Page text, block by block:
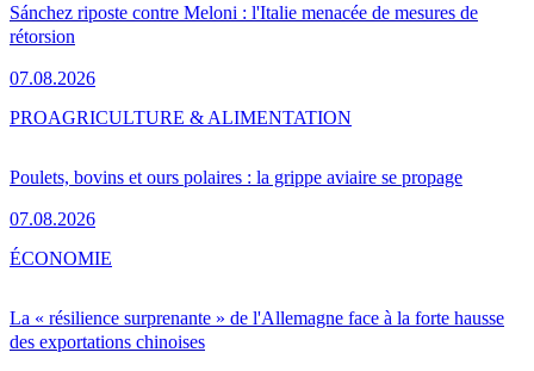
Sánchez riposte contre Meloni : l'Italie menacée de mesures de
rétorsion
07.08.2026
Poulets, bovins et ours polaires : la grippe aviaire se propage
07.08.2026
PROAGRICULTURE & ALIMENTATION
La « résilience surprenante » de l'Allemagne face à la forte hausse
des exportations chinoises
ÉCONOMIE